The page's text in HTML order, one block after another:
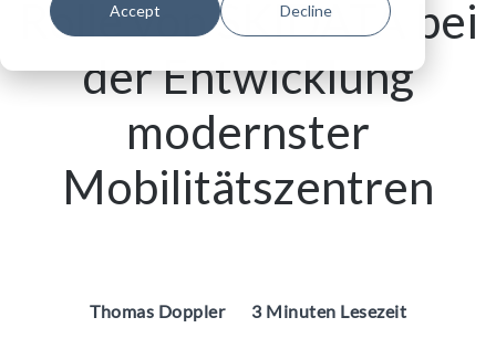
Accept Decline
Rolle von SKIDATA bei
der Entwicklung
modernster
Mobilitätszentren
Thomas Doppler 3 Minuten Lesezeit